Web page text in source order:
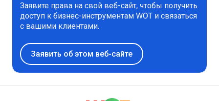
Заявите права на свой веб-сайт, чтобы получить
доступ к бизнес-инструментам WOT и связаться
с вашими клиентами.
Заявить об этом веб-сайте